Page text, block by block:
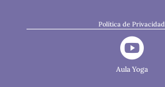
Política de Privacidad

Aula Yoga